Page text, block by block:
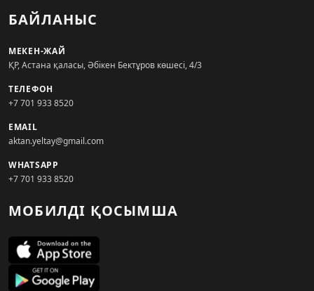
БАЙЛАНЫС
МЕКЕН-ЖАЙ
ҚР, Астана қаласы, Әбікен Бектұров көшесі, 4/3
ТЕЛЕФОН
+7 701 933 8520
EMAIL
aktan.yeltay@gmail.com
WHATSAPP
+7 701 933 8520
МОБИЛДІ ҚОСЫМША